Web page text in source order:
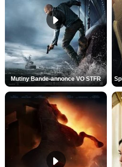
Mutiny Bande-annonce VO STFR